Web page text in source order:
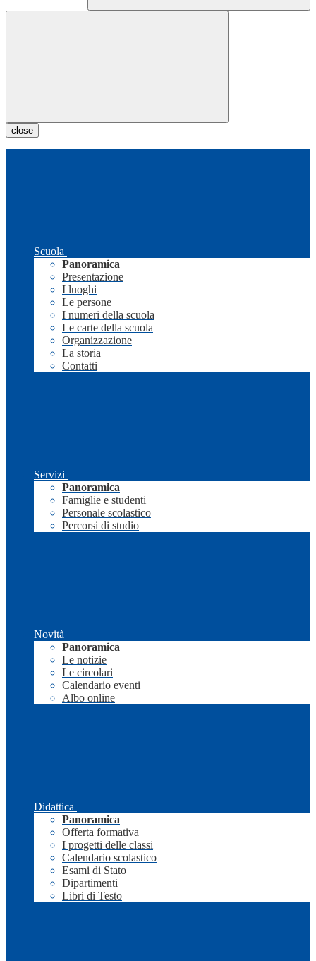
close
Scuola
Panoramica
Presentazione
I luoghi
Le persone
I numeri della scuola
Le carte della scuola
Organizzazione
La storia
Contatti
Servizi
Panoramica
Famiglie e studenti
Personale scolastico
Percorsi di studio
Novità
Panoramica
Le notizie
Le circolari
Calendario eventi
Albo online
Didattica
Panoramica
Offerta formativa
I progetti delle classi
Calendario scolastico
Esami di Stato
Dipartimenti
Libri di Testo